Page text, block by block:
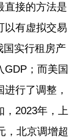
直接的方法是
以有虚拟交易
国实行租房产
；而美国
行了调整，
2023年，上
，北京调增超